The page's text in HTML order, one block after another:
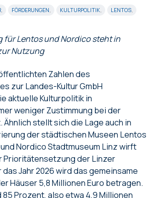
, FÖRDERUNGEN, KULTURPOLITIK, LENTOS,
Lentos und Nordico steht in
Nutzung
Zahlen des
zur Landes-Kultur GmbH
aktuelle Kulturpolitik in
weniger Zustimmung bei der
stellt sich die Lage auch in
der städtischen Museen Lentos
Nordico Stadtmuseum Linz wirft
Prioritätensetzung der Linzer
das Jahr 2026 wird das gemeinsame
Häuser 5,8 Millionen Euro betragen.
85 Prozent, also etwa 4,9 Millionen